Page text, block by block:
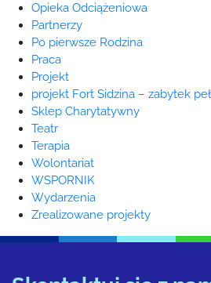
Opieka Odciążeniowa
Partnerzy
Po pierwsze Rodzina
Praca
Projekt
projekt Fort Sidzina – zabytek
Sklep Charytatywny
Teatr
Terapia
Wolontariat
WSPORNIK
Wydarzenia
Zrealizowane projekty